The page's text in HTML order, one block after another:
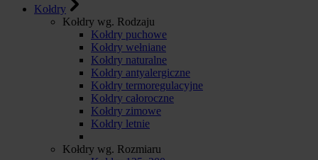
Kołdry
Kołdry wg. Rodzaju
Kołdry puchowe
Kołdry wełniane
Kołdry naturalne
Kołdry antyalergiczne
Kołdry termoregulacyjne
Kołdry całoroczne
Kołdry zimowe
Kołdry letnie
Kołdry wg. Rozmiaru